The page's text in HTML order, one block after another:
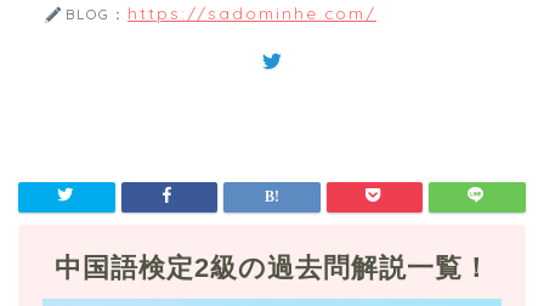
BLOG： https://sadominhe.com/
中国語検定2級の過去問解説一覧！